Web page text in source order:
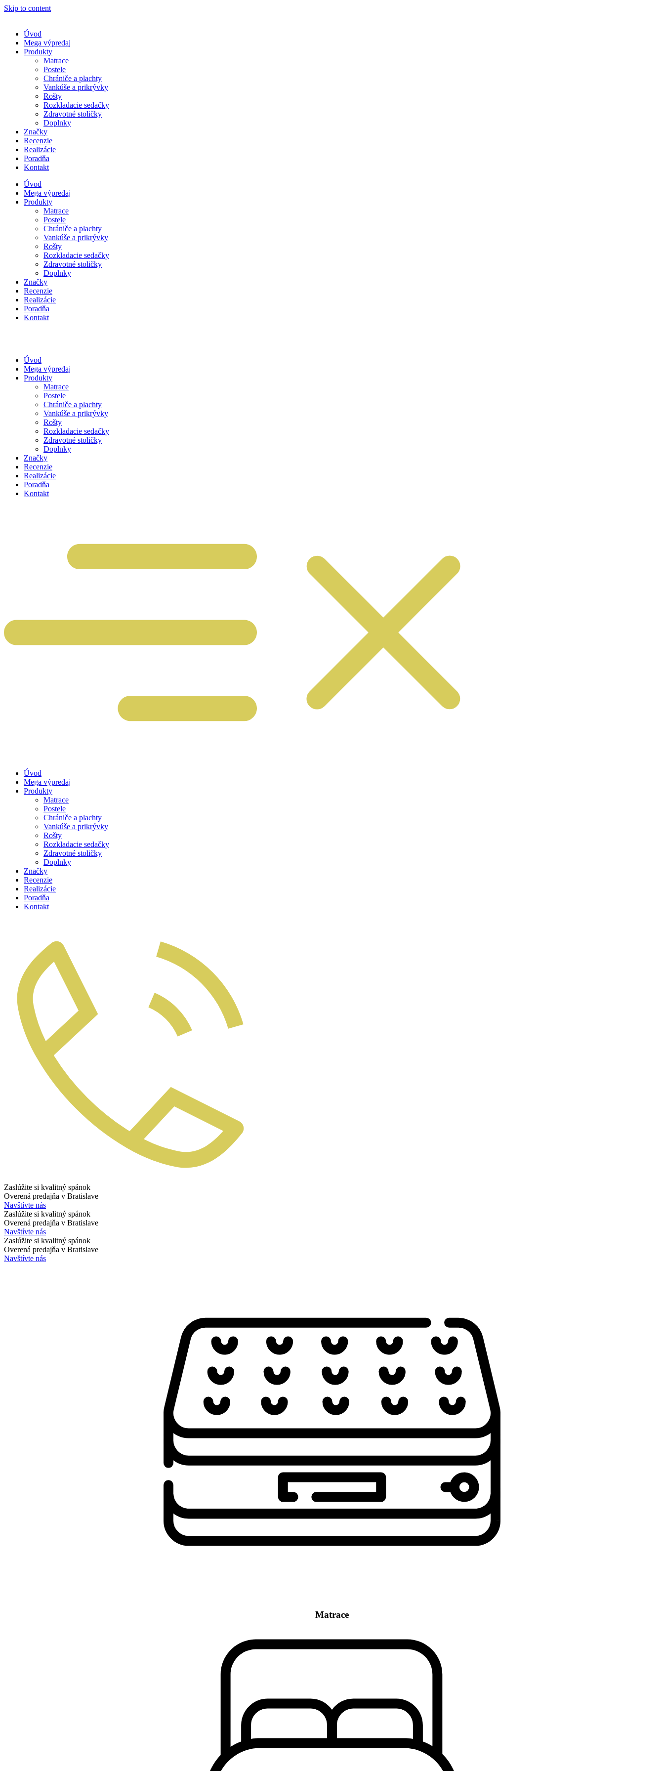
Skip to content
Úvod
Mega výpredaj
Produkty
Matrace
Postele
Chrániče a plachty
Vankúše a prikrývky
Rošty
Rozkladacie sedačky
Zdravotné stoličky
Doplnky
Značky
Recenzie
Realizácie
Poradňa
Kontakt
Úvod
Mega výpredaj
Produkty
Matrace
Postele
Chrániče a plachty
Vankúše a prikrývky
Rošty
Rozkladacie sedačky
Zdravotné stoličky
Doplnky
Značky
Recenzie
Realizácie
Poradňa
Kontakt
Úvod
Mega výpredaj
Produkty
Matrace
Postele
Chrániče a plachty
Vankúše a prikrývky
Rošty
Rozkladacie sedačky
Zdravotné stoličky
Doplnky
Značky
Recenzie
Realizácie
Poradňa
Kontakt
Úvod
Mega výpredaj
Produkty
Matrace
Postele
Chrániče a plachty
Vankúše a prikrývky
Rošty
Rozkladacie sedačky
Zdravotné stoličky
Doplnky
Značky
Recenzie
Realizácie
Poradňa
Kontakt
Zaslúžite si kvalitný spánok
Overená predajňa v Bratislave
Navštívte nás
Zaslúžite si kvalitný spánok
Overená predajňa v Bratislave
Navštívte nás
Zaslúžite si kvalitný spánok
Overená predajňa v Bratislave
Navštívte nás
Matrace